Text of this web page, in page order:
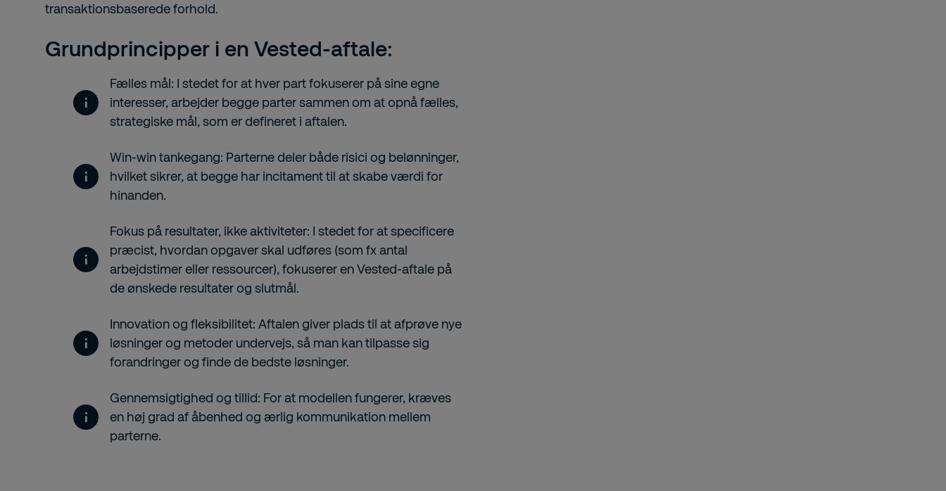
transaktionsbaserede forhold.
Grundprincipper i en Vested-aftale:
Fælles mål: I stedet for at hver part fokuserer på sine egne
interesser, arbejder begge parter sammen om at opnå fælles,
strategiske mål, som er defineret i aftalen.
Win-win tankegang: Parterne deler både risici og belønninger,
hvilket sikrer, at begge har incitament til at skabe værdi for
hinanden.
Fokus på resultater, ikke aktiviteter: I stedet for at specificere
præcist, hvordan opgaver skal udføres (som fx antal
arbejdstimer eller ressourcer), fokuserer en Vested-aftale på
de ønskede resultater og slutmål.
Innovation og fleksibilitet: Aftalen giver plads til at afprøve nye
løsninger og metoder undervejs, så man kan tilpasse sig
forandringer og finde de bedste løsninger.
Gennemsigtighed og tillid: For at modellen fungerer, kræves
en høj grad af åbenhed og ærlig kommunikation mellem
parterne.